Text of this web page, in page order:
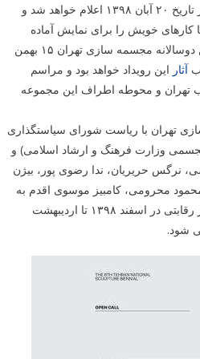
شد و
کارهای خویش را برای نمایش آماده
سازند. طبق برنامه ریزی هشتمین دوسالانه مجسمه سازی تهران ۱۵ بهمن
آثار این رویداد خواهد بود و مراسم
تهران و محوطه اطراف این مجموعه
تهران با ریاست شورای سیاستگذاری
وزارت فرهنگ و ارشاد اسلامی) و
نرگس حریریان، ندا رضوی پور، بیژن
محرومی، کامبیز موسوی اقدم به
دبیری: محمود بخشی به شکل غیر رقابتی در اسفند ۱۳۹۸ تا اردیبهشت